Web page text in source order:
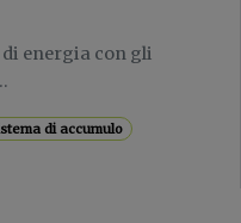
energia con gli
di accumulo